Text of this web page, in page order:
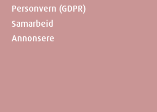
La Roche-Posay Lipikar Håndkrem kan du:
Personvern (GDPR)
Samarbeid
Annonsere